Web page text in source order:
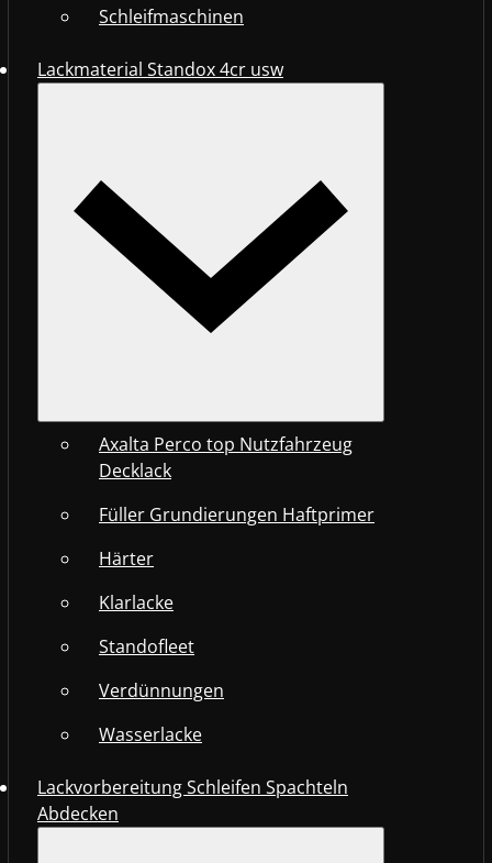
Schleifmaschinen
Lackmaterial Standox 4cr usw
Axalta Perco top Nutzfahrzeug
Decklack
Füller Grundierungen Haftprimer
Härter
Klarlacke
Standofleet
Verdünnungen
Wasserlacke
Lackvorbereitung Schleifen Spachteln
Abdecken